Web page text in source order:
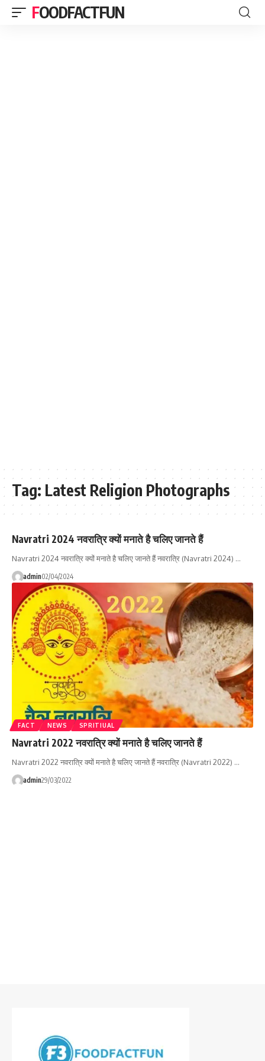
FOODFACTFUN
Tag: Latest Religion Photographs
Navratri 2024 नवरात्रि क्यों मनाते है चलिए जानते हैं
Navratri 2024 नवरात्रि क्यों मनाते है चलिए जानते हैं नवरात्रि (Navratri 2024) …
admin02/04/2024
FACT NEWS SPRITIUAL
Navratri 2022 नवरात्रि क्यों मनाते है चलिए जानते हैं
Navratri 2022 नवरात्रि क्यों मनाते है चलिए जानते हैं नवरात्रि (Navratri 2022) …
admin29/03/2022